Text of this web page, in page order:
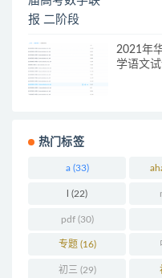
2021年
学语文
热门标签
a(33)
(22)
pdf(30)
专题(16)
初三 (29)